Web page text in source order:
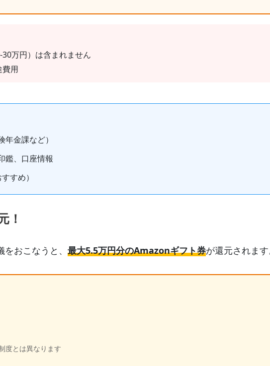
万円）は含まれません
用
金課など）
鑑、口座情報
すめ）
！
おこなうと、 最大5.5万円分のAmazonギフト券が還元されま
度とは異なります